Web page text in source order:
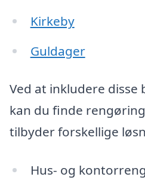
Kirkeby
Guldager
Ved at inkludere disse
kan du finde
tilbyder forskellige
Hus- og